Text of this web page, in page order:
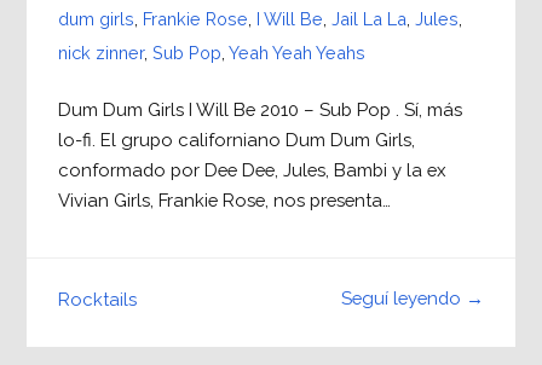
dum girls Frankie Rose I Will Be Jail La La Jules
nick zinner, Sub Pop Yeah Yeah Yeahs
Dum Dum Girls I Will Be 2010 – Sub Pop . Sí, más
lo-fi. El grupo californiano Dum Dum Girls,
conformado por Dee Dee, Jules, Bambi y la ex
Vivian Girls, Frankie Rose, nos presenta…
Seguí leyendo →
Rocktails